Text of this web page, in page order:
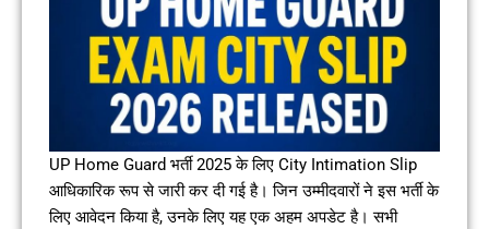
UP Home Guard भर्ती 2025 के लिए City Intimation Slip
आधिकारिक रूप से जारी कर दी गई है। जिन उम्मीदवारों ने इस भर्ती के
लिए आवेदन किया है, उनके लिए यह एक अहम अपडेट है। सभी